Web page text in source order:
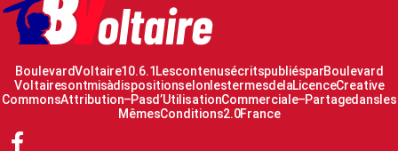
Boulevard Voltaire 10.6.1 Les contenus écrits publiés par Boulevard
Voltaire sont mis à disposition selon les termes de la Licence Creative
Commons Attribution – Pas d’Utilisation Commerciale – Partage dans les
Mêmes Conditions 2.0 France